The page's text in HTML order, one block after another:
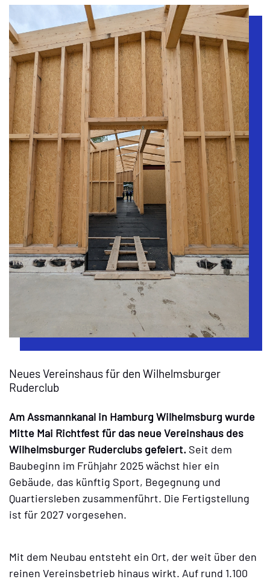
Neues Vereinshaus für den Wilhelmsburger
Ruderclub
Am Assmannkanal in Hamburg Wilhelmsburg wurde
Mitte Mai Richtfest für das neue Vereinshaus des
Wilhelmsburger Ruderclubs gefeiert. Seit dem
Baubeginn im Frühjahr 2025 wächst hier ein
Gebäude, das künftig Sport, Begegnung und
Quartiersleben zusammenführt. Die Fertigstellung
ist für 2027 vorgesehen.
Mit dem Neubau entsteht ein Ort, der weit über den
reinen Vereinsbetrieb hinaus wirkt. Auf rund 1.100